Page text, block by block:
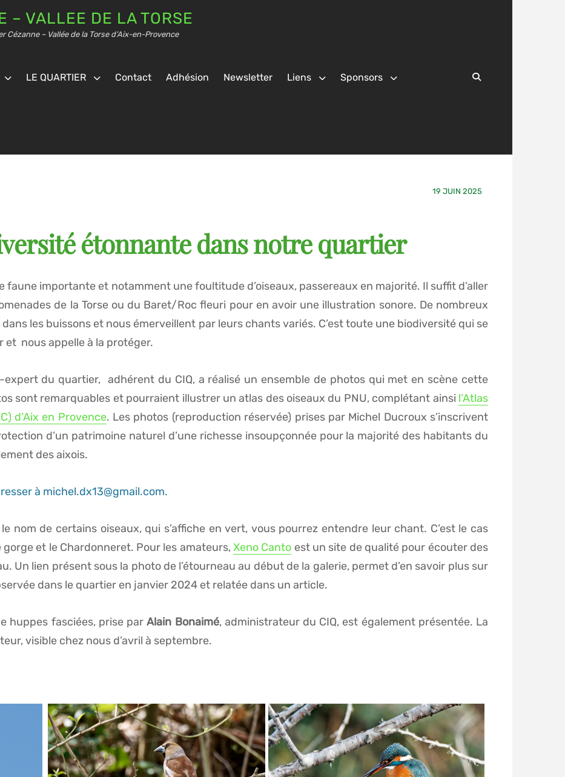
– VALLEE DE LA TORSE
Cézanne – Vallée de la Torse d’Aix-en-Provence
LE QUARTIER Contact Adhésion Newsletter Liens Sponsors
19 JUIN 2025
étonnante dans notre quartier
faune importante et notamment une foultitude d’oiseaux, passereaux en majorité. Il suffit d’aller
de la Torse ou du Baret/Roc fleuri pour en avoir une illustration sonore. De nombreux
les buissons et nous émerveillent par leurs chants variés. C’est toute une biodiversité qui se
nous appelle à la protéger.
du quartier, adhérent du CIQ, a réalisé un ensemble de photos qui met en scène cette
sont remarquables et pourraient illustrer un atlas des oiseaux du PNU, complétant ainsi l’Atlas
d’Aix en Provence. Les photos (reproduction réservée) prises par Michel Ducroux s’inscrivent
d’un patrimoine naturel d’une richesse insoupçonnée pour la majorité des habitants du
des aixois.
à michel.dx13@gmail.com.
nom de certains oiseaux, qui s’affiche en vert, vous pourrez entendre leur chant. C’est le cas
gorge et le Chardonneret. Pour les amateurs,Xeno Canto est un site de qualité pour écouter des
Un lien présent sous la photo de l’étourneau au début de la galerie, permet d’en savoir plus sur
dans le quartier en janvier 2024 et relatée dans un article.
huppes fasciées, prise parAlain Bonaimé, administrateur du CIQ, est également présentée. La
visible chez nous d’avril à septembre.